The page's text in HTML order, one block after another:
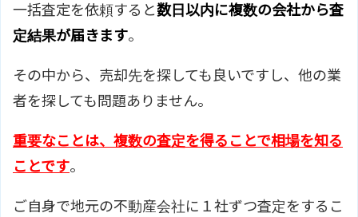
一括査定を依頼すると数日以内に複数の会社から査
定結果が届きます。
その中から、売却先を探しても良いですし、他の業
者を探しても問題ありません。
重要なことは、複数の査定を得ることで相場を知る
ことです。
ご自身で地元の不動産会社に１社ずつ査定をするこ